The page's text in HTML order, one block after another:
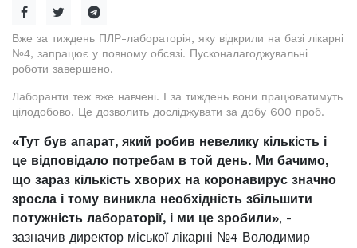
Вже за тиждень ПЛР-лабораторія, яку відкрили на базі лікарні
№4, запрацює у повному обсязі. Пусконалагоджувальні
роботи завершено.
Лаборанти теж вже навчені. І за тиждень вони працюватимуть
цілодобово. Це дозволить досліджувати за добу 600 проб.
«Тут був апарат, який робив невелику кількість і
це відповідало потребам в той день. Ми бачимо,
що зараз кількість хворих на коронавирус значно
зросла і тому виникла необхідність збільшити
потужність лабораторії, і ми це зробили», -
зазначив директор міської лікарні №4 Володимир